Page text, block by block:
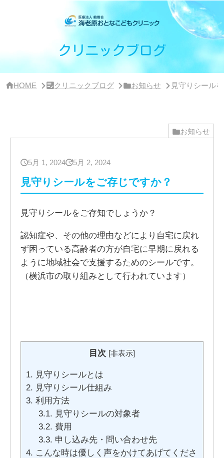
クリニックブログ
HOME クリニックブログ お知らせ 見守りシール
お知らせ
5月 1, 2024 5月 2, 2024
見守りシールをご存じですか？
見守りシールをご存知でしょうか？
認知症や、その他の理由などにより自宅に戻れ
ず困っている高齢者の方が自宅に早期に戻れる
ように地域社会で支援するためのシールです。
（横浜市の取り組みとして行われています）
目次 [非表示]
1. 見守りシールとは
2. 見守りシール仕組み
3. 利用方法
3.1. 見守りシールの対象者
3.2. 費用
3.3. 申し込み先・問い合わせ先
4. こんな時は優しく声をかけてあげてくださ